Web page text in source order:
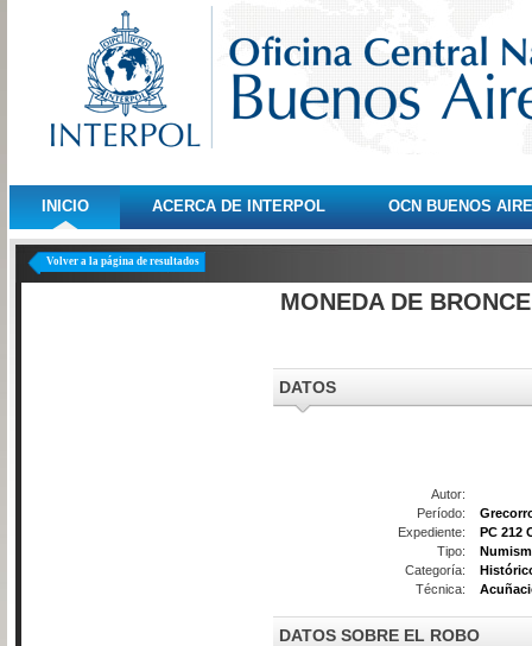
INICIO ACERCA DE INTERPOL OCN BUENOS
Volver a la página de resultados
MONEDA DE
DATOS
Autor:
Período:
Expediente:
PC 212
Tipo:
Categoría:
Técnica:
DATOS SOBRE EL ROBO